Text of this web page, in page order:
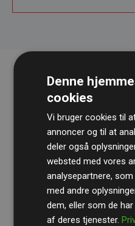
RevisionshusetBDO
beregninger og metode
og pålidelighed.
Deres revision
Denne
cookies
Vi bruger cookies til
annoncer og til at
deler også
websted med vores
analysepartnere,
med andre
dem, eller som de
af deres tjenester.